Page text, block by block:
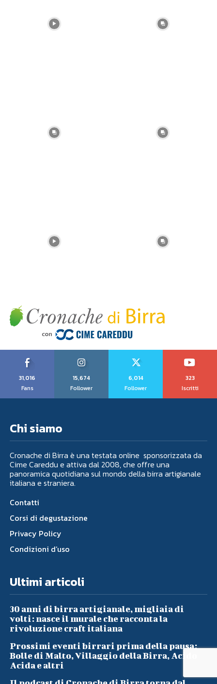
31,016
Fans
15,674
Follower
6,014
Follower
323
Iscritti
Chi siamo
Cronache di Birra è una testata online sponsorizzata da
Cime Careddu e attiva dal 2008, che offre una
panoramica quotidiana sul mondo della birra artigianale
italiana e straniera.
Contatti
Corsi di degustazione
Privacy Policy
Condizioni d’uso
Ultimi articoli
30 anni di birra artigianale, migliaia di
volti: nasce il murale che racconta la
rivoluzione craft italiana
Prossimi eventi birrari prima della pausa:
Bolle di Malto, Villaggio della Birra, Acido
Acida e altri